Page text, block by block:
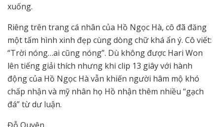
xuống.
Riêng trên trang cá nhân của Hồ Ngọc Hà, cô đã đăng
một tấm hình xinh đẹp cùng dòng chữ khá ẩn ý. Cô viết:
“Trời nóng…ai cũng nóng”. Dù không được Hari Won
lên tiếng giải thích nhưng khi clip 13 giây với hành
động của Hồ Ngọc Hà vẫn khiến người hâm mộ khó
chấp nhận và mỹ nhân họ Hồ nhận thêm nhiều “gạch
đá” từ dư luận.